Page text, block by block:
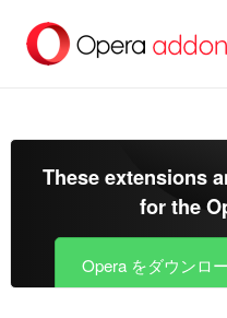
メ
ツ
These extensions
for the
Opera をダウンロ